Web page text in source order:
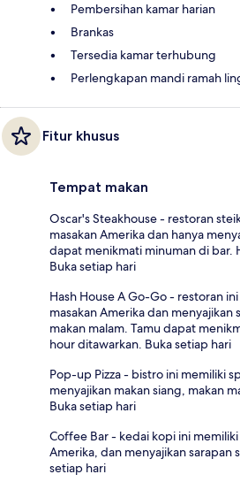
Pembersihan kamar harian
Brankas
Tersedia kamar terhubung
Perlengkapan mandi ramah
Fitur khusus
Tempat makan
Oscar's Steakhouse - restoran
masakan Amerika dan hanya
dapat menikmati minuman di bar.
Buka setiap hari
Hash House A Go-Go - restoran
masakan Amerika dan menyajikan
makan malam. Tamu dapat
hour ditawarkan. Buka setiap hari
Pop-up Pizza - bistro ini memiliki
menyajikan makan siang, makan
Buka setiap hari
Coffee Bar - kedai kopi ini memiliki
Amerika, dan menyajikan sarapan
setiap hari